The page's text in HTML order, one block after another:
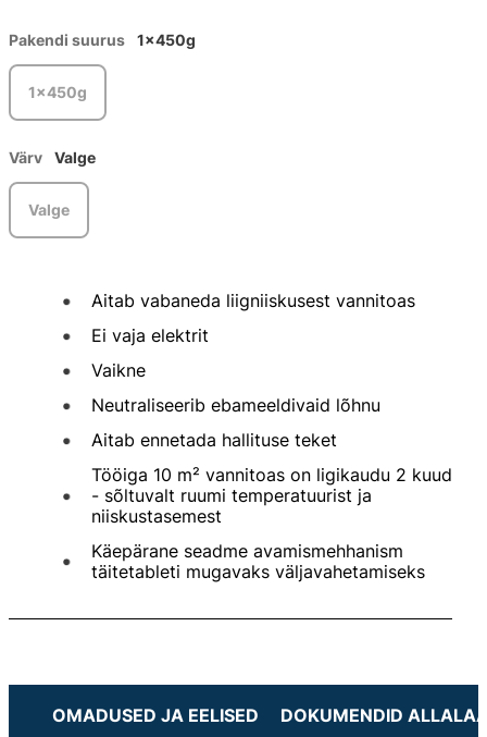
Pakendi suurus 1x450g
1x450g
Värv Valge
Valge
Aitab vabaneda liigniiskusest vannitoas
Ei vaja elektrit
Vaikne
Neutraliseerib ebameeldivaid lõhnu
Aitab ennetada hallituse teket
Tööiga 10 m² vannitoas on ligikaudu 2 kuud
- sõltuvalt ruumi temperatuurist ja
niiskustasemest
Käepärane seadme avamismehhanism
täitetableti mugavaks väljavahetamiseks
OMADUSED JA EELISED DOKUMENDID